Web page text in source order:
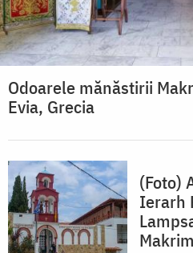
Odoarele mănăstirii
Evia, Grecia
(Foto)
Ierarh